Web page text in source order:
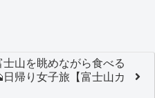
士山を眺めながら食べる
帰り女子旅【富士山カ